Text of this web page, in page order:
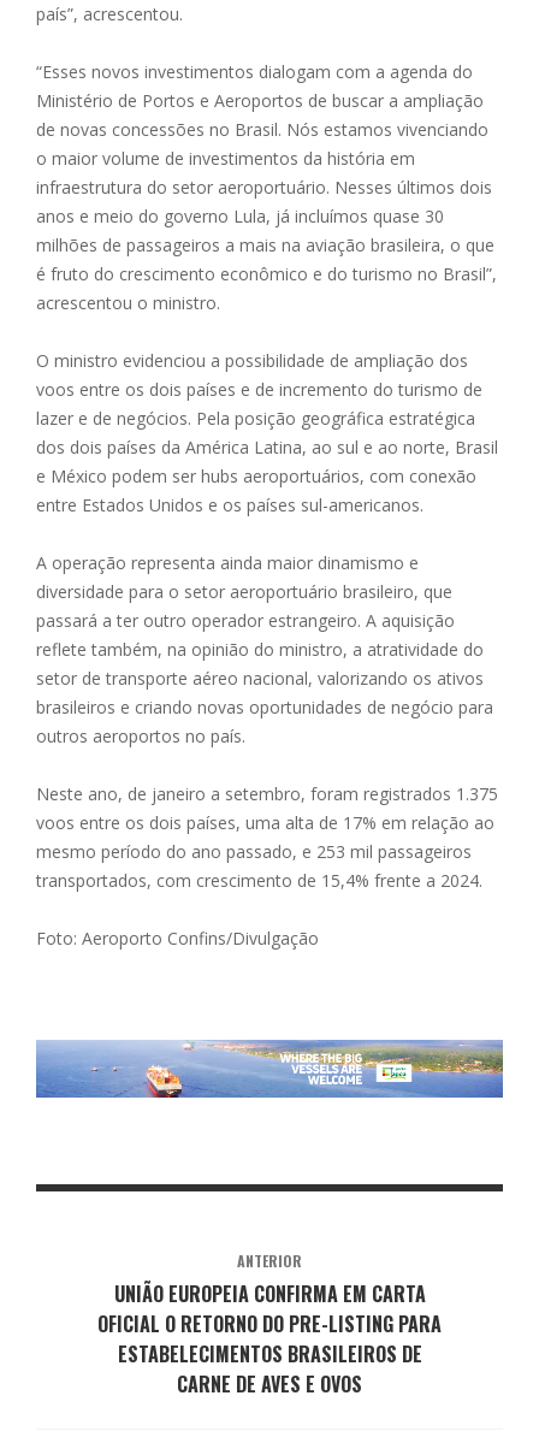
país”, acrescentou.
“Esses novos investimentos dialogam com a agenda do
Ministério de Portos e Aeroportos de buscar a ampliação
de novas concessões no Brasil. Nós estamos vivenciando
o maior volume de investimentos da história em
infraestrutura do setor aeroportuário. Nesses últimos dois
anos e meio do governo Lula, já incluímos quase 30
milhões de passageiros a mais na aviação brasileira, o que
é fruto do crescimento econômico e do turismo no Brasil”,
acrescentou o ministro.
O ministro evidenciou a possibilidade de ampliação dos
voos entre os dois países e de incremento do turismo de
lazer e de negócios. Pela posição geográfica estratégica
dos dois países da América Latina, ao sul e ao norte, Brasil
e México podem ser hubs aeroportuários, com conexão
entre Estados Unidos e os países sul-americanos.
A operação representa ainda maior dinamismo e
diversidade para o setor aeroportuário brasileiro, que
passará a ter outro operador estrangeiro. A aquisição
reflete também, na opinião do ministro, a atratividade do
setor de transporte aéreo nacional, valorizando os ativos
brasileiros e criando novas oportunidades de negócio para
outros aeroportos no país.
Neste ano, de janeiro a setembro, foram registrados 1.375
voos entre os dois países, uma alta de 17% em relação ao
mesmo período do ano passado, e 253 mil passageiros
transportados, com crescimento de 15,4% frente a 2024.
Foto: Aeroporto Confins/Divulgação
ANTERIOR
UNIÃO EUROPEIA CONFIRMA EM CARTA
OFICIAL O RETORNO DO PRE-LISTING PARA
ESTABELECIMENTOS BRASILEIROS DE
CARNE DE AVES E OVOS